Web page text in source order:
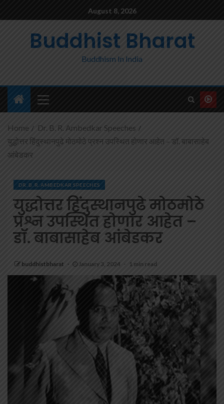
August 8, 2026
Buddhist Bharat
Buddhism In India
Home
Dr. B. R. Ambedkar Speeches
युद्धोत्तर हिंदुस्थानपुढे मोठमोठे प्रश्न उपस्थित होणार आहेत – डॉ. बाबासाहेब
आंबेडकर
DR. B. R. AMBEDKAR SPEECHES
युद्धोत्तर हिंदुस्थानपुढे मोठमोठे
प्रश्न उपस्थित होणार आहेत –
डॉ. बाबासाहेब आंबेडकर
buddhistbharat January 3, 2024 1 min read